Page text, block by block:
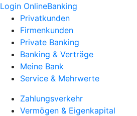
Login OnlineBanking
Privatkunden
Firmenkunden
Private Banking
Banking & Verträge
Meine Bank
Service & Mehrwerte
Zahlungsverkehr
Vermögen & Eigenkapital